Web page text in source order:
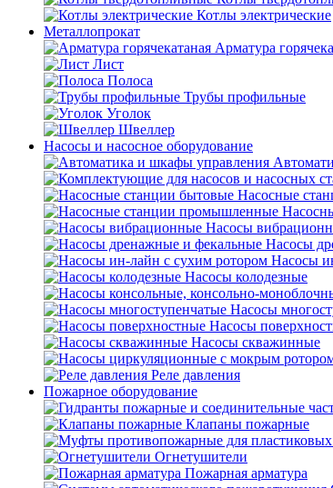
Котлы электрические
Металлопрокат
Арматура
Лист
Полоса
Трубы профильные
Уголок
Швеллер
Насосы и насосное оборудование
Насосные
Насосы
Насосы
Насосы
Насосы колодезные
Насосы
Насосы
Насосы скважинные
Реле давления
Пожарное оборудование
Клапаны пожарные
Огнетушители
Пожарная арматура